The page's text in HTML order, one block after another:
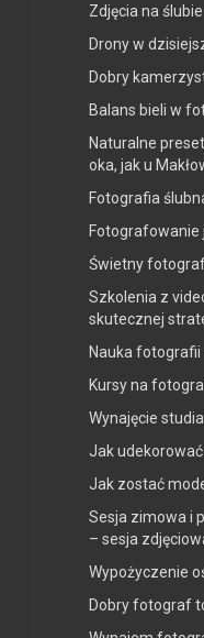
Zdjęcia na
Drony w
Dobry
Balans bieli w
Naturalne
oka, jak u
Fotografia
Fotografowanie
Świetny
Szkolenia z
skutecznej
Nauka fotografii
Kursy na
Wynajęcie
Jak udekorować
Jak zostać
Sesja zimowa i
– sesja
Wypożyczenie
Dobry fotograf